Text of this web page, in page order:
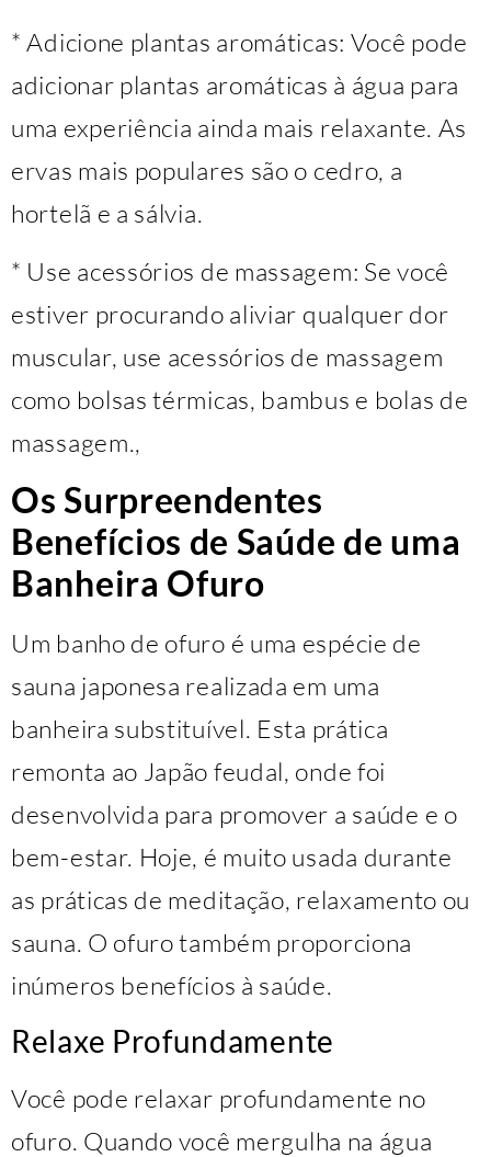
* Adicione plantas aromáticas: Você pode
adicionar plantas aromáticas à água para
uma experiência ainda mais relaxante. As
ervas mais populares são o cedro, a
hortelã e a sálvia.
* Use acessórios de massagem: Se você
estiver procurando aliviar qualquer dor
muscular, use acessórios de massagem
como bolsas térmicas, bambus e bolas de
massagem.,
Os Surpreendentes
Benefícios de Saúde de uma
Banheira Ofuro
Um banho de ofuro é uma espécie de
sauna japonesa realizada em uma
banheira substituível. Esta prática
remonta ao Japão feudal, onde foi
desenvolvida para promover a saúde e o
bem-estar. Hoje, é muito usada durante
as práticas de meditação, relaxamento ou
sauna. O ofuro também proporciona
inúmeros benefícios à saúde.
Relaxe Profundamente
Você pode relaxar profundamente no
ofuro. Quando você mergulha na água